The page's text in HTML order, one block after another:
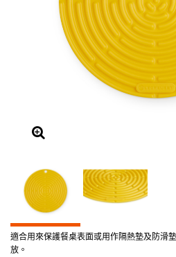
適合用來保護餐桌表面或用作隔熱墊及防滑
放。